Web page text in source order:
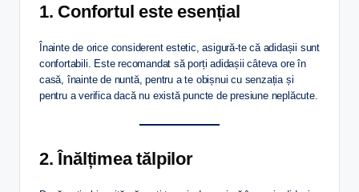
1. Confortul este esențial
Înainte de orice considerent estetic, asigură-te că adidașii sunt
confortabili. Este recomandat să porți adidașii câteva ore în
casă, înainte de nuntă, pentru a te obișnui cu senzația și
pentru a verifica dacă nu există puncte de presiune neplăcute.
2. Înălțimea tălpilor